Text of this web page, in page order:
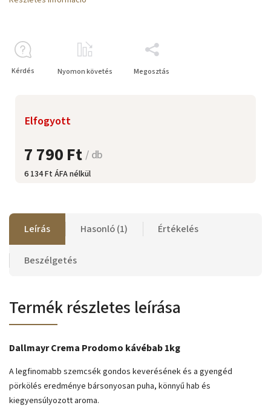
7 790 Ft/ db
6 134 Ft ÁFA nélkül
Elfogyott
Kérdés Nyomon követés Megosztás
Leírás Hasonló (1) Értékelés
Beszélgetés
Termék részletes leírása
Dallmayr Crema Prodomo kávébab 1kg
A legfinomabb szemcsék gondos keverésének és a gyengéd
pörkölés eredménye bársonyosan puha, könnyű hab és
kiegyensúlyozott aroma.